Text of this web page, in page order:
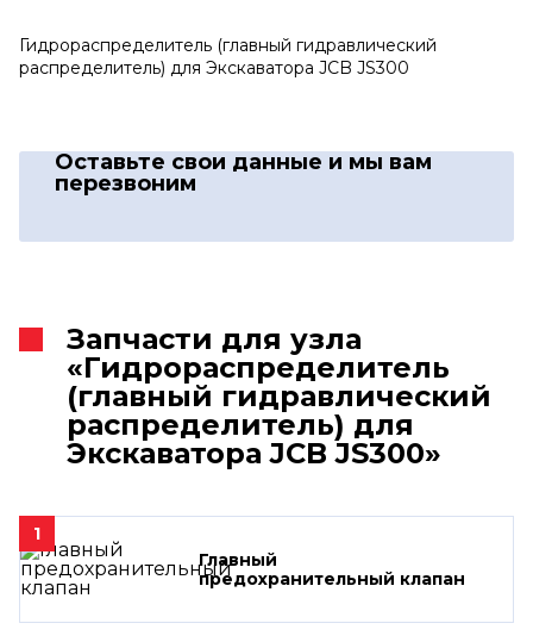
Гидрораспределитель (главный гидравлический
распределитель) для Экскаватора JCB JS300
Оставьте свои данные и мы вам
перезвоним
Запчасти для узла
«Гидрораспределитель
(главный гидравлический
распределитель) для
Экскаватора JCB JS300»
1
Главный
предохранительный клапан